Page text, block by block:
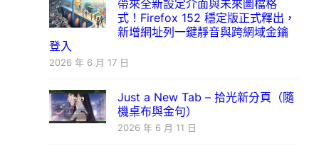
帶來全新設定介面與未來圖檔格
式！Firefox 152 穩定版正式釋出，
新增網址列一鍵靜音與跨網域金鑰
登入
2026 年 6 月 17 日
Just a New Tab – 拾光新分頁（隨
機桌布與金句）
2026 年 6 月 11 日